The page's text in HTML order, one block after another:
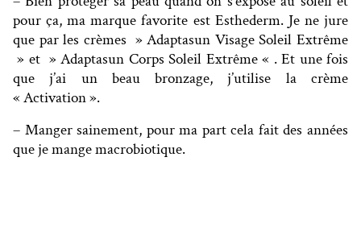
pour ça, ma marque favorite est Esthederm. Je ne jure
que par les crèmes » Adaptasun Visage Soleil Extrême
» et » Adaptasun Corps Soleil Extrême « . Et une fois
que j’ai un beau bronzage, j’utilise la crème
« Activation ».
– Manger sainement, pour ma part cela fait des années
que je mange macrobiotique.